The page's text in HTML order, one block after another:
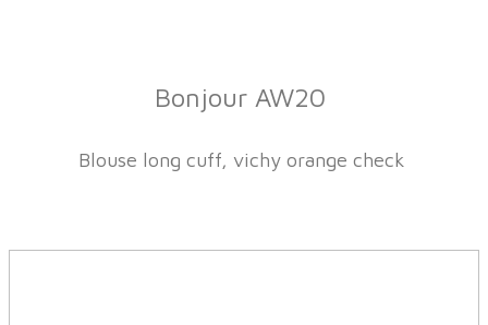
Bonjour AW20
Blouse long cuff, vichy orange check